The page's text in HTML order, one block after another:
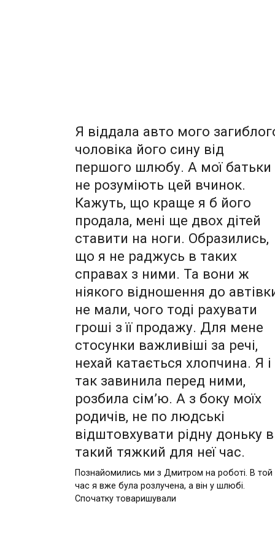
Я віддала aвто мого
чоловіка його сину від
першого шлюбу. А мої батьки
не розуміють цей вчинок.
Кaжуть, що краще я б його
продала, мені ще двох дітей
ставити на ноги. Образились,
що я не раджусь в таких
справах з ними. Та вони ж
ніякого відношення до
не мали, чого тоді рахувати
гроші з її продажу. Для мене
стосунки важливіші за речі,
нехай катається хлопчина. Я і
так завинила перед ними,
розбила сім’ю. А з боку моїх
родичів, не по людські
відштовхувати рідну доньку в
такий тяжкий для неї час.
Познайомились ми з Дмитром на роботі. В той
час я вже була розлучена, а він у шлюбі.
Спочатку товаришували